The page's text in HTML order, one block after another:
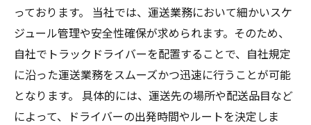
っております。 当社では、運送業務において細かいスケ
ジュール管理や安全性確保が求められます。そのため、
自社でトラックドライバーを配置することで、自社規定
に沿った運送業務をスムーズかつ迅速に行うことが可能
となります。 具体的には、運送先の場所や配送品目など
によって、ドライバーの出発時間やルートを決定しま